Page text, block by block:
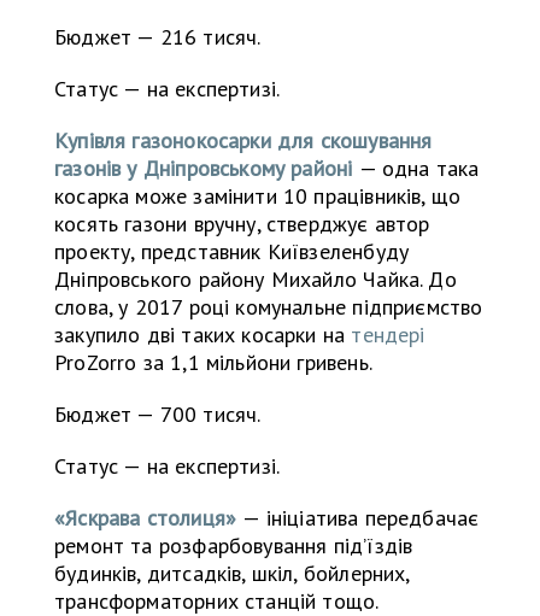
Бюджет — 216 тисяч.
Статус — на експертизі.
Купівля газонокосарки для скошування
газонів у Дніпровському районі — одна така
косарка може замінити 10 працівників, що
косять газони вручну, стверджує автор
проекту, представник Київзеленбуду
Дніпровського району Михайло Чайка. До
слова, у 2017 році комунальне підприємство
закупило дві таких косарки на тендері
ProZorro за 1,1 мільйони гривень.
Бюджет — 700 тисяч.
Статус — на експертизі.
«Яскрава столиця» — ініціатива передбачає
ремонт та розфарбовування під’їздів
будинків, дитсадків, шкіл, бойлерних,
трансформаторних станцій тощо.